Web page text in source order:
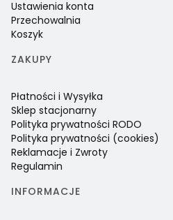
Ustawienia konta
Przechowalnia
Koszyk
ZAKUPY
Płatności i Wysyłka
Sklep stacjonarny
Polityka prywatności RODO
Polityka prywatności (cookies)
Reklamacje i Zwroty
Regulamin
INFORMACJE